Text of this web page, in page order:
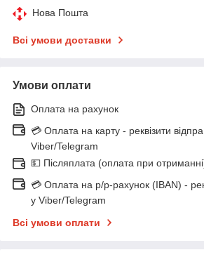
Нова Пошта
Всі умови доставки
Умови оплати
Оплата на рахунок
💳 Оплата на карту - реквізити
Viber/Telegram
💵 Післяплата (оплата при
💳 Оплата на р/р-рахунок (IBAN) -
у Viber/Telegram
Всі умови оплати